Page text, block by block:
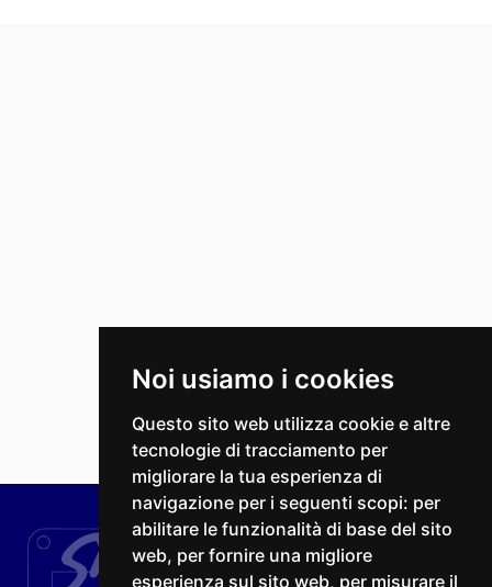
Noi usiamo i cookies
Questo sito web utilizza cookie e altre
tecnologie di tracciamento per
migliorare la tua esperienza di
navigazione per i seguenti scopi: per
abilitare le funzionalità di base del sito
web, per fornire una migliore
esperienza sul sito web, per misurare il